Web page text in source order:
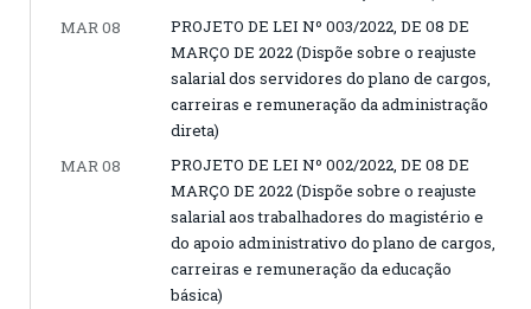
MAR 08
PROJETO DE LEI Nº 003/2022, DE 08 DE
MARÇO DE 2022 (Dispõe sobre o reajuste
salarial dos servidores do plano de cargos,
carreiras e remuneração da administração
direta)
MAR 08
PROJETO DE LEI Nº 002/2022, DE 08 DE
MARÇO DE 2022 (Dispõe sobre o reajuste
salarial aos trabalhadores do magistério e
do apoio administrativo do plano de cargos,
carreiras e remuneração da educação
básica)